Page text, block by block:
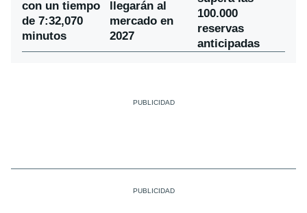
con un tiempo
de 7:32,070
minutos
llegarán al
mercado en
2027
100.000
reservas
anticipadas